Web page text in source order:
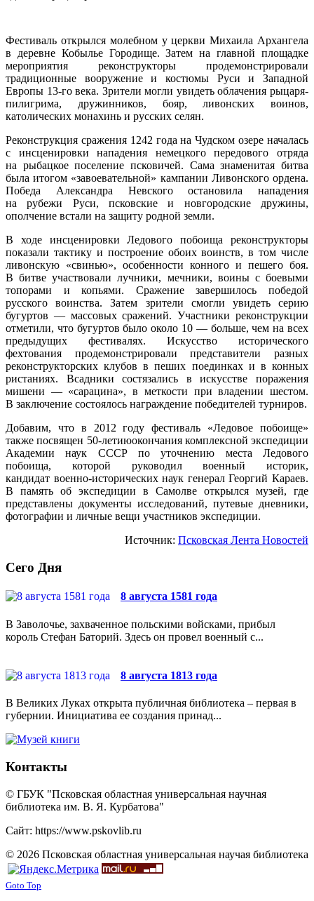
Фестиваль открылся молебном у церкви Михаила Архангела
в деревне Кобылье Городище. Затем на главной площадке
мероприятия реконструкторы продемонстрировали
традиционные вооружение и костюмы Руси и Западной
Европы 13-го века. Зрители могли увидеть облачения рыцаря-
пилигрима, дружинников, бояр, ливонских воинов,
католических монахинь и русских селян.
Реконструкция сражения 1242 года на Чудском озере началась
с инсценировки нападения немецкого передового отряда
на рыбацкое поселение псковичей. Сама знаменитая битва
была итогом «завоевательной» кампании Ливонского ордена.
Победа Александра Невского остановила нападения
на рубежи Руси, псковские и новгородские дружины,
ополчение встали на защиту родной земли.
В ходе инсценировки Ледового побоища реконструкторы
показали тактику и построение обоих воинств, в том числе
ливонскую «свинью», особенности конного и пешего боя.
В битве участвовали лучники, мечники, воины с боевыми
топорами и копьями. Сражение завершилось победой
русского воинства. Затем зрители смогли увидеть серию
бугуртов — массовых сражений. Участники реконструкции
отметили, что бугуртов было около 10 — больше, чем на всех
предыдущих фестивалях. Искусство исторического
фехтования продемонстрировали представители разных
реконструкторских клубов в пеших поединках и в конных
ристаниях. Всадники состязались в искусстве поражения
мишени — «сарацина», в меткости при владении шестом.
В заключение состоялось награждение победителей турниров.
Добавим, что в 2012 году фестиваль «Ледовое побоище»
также посвящен 50-летиюокончания комплексной экспедиции
Академии наук СССР по уточнению места Ледового
побоища, которой руководил военный историк,
кандидат военно-исторических наук генерал Георгий Караев.
В память об экспедиции в Самолве открылся музей, где
представлены документы исследований, путевые дневники,
фотографии и личные вещи участников экспедиции.
Источник: Псковская Лента Новостей
Сего Дня
8 августа 1581 года
В Заволочье, захваченное польскими войсками, прибыл
король Стефан Баторий. Здесь он провел военный с...
8 августа 1813 года
В Великих Луках открыта публичная библиотека – первая в
губернии. Инициатива ее создания принад...
Контакты
© ГБУК "Псковская областная универсальная научная
библиотека им. В. Я. Курбатова"
Сайт: https://www.pskovlib.ru
© 2026 Псковская областная универсальная научая библиотека
Goto Top